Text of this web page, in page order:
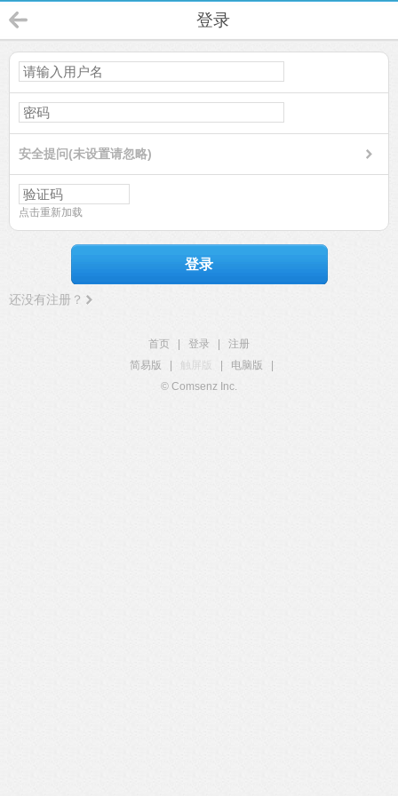
登录
安全提问(未设置请忽略)
点击重新加载
登录
还没有注册？
首页 登录
注册
简易版
触屏版 电脑版
© Comsenz Inc.